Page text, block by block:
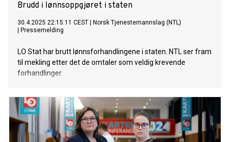
Brudd i lønnsoppgjøret i staten
30.4.2025 22:15:11 CEST
Norsk Tjenestemannslag (NTL)
Pressemelding
LO Stat har brutt lønnsforhandlingene i staten. NTL ser fram
til mekling etter det de omtaler som veldig krevende
forhandlinger.